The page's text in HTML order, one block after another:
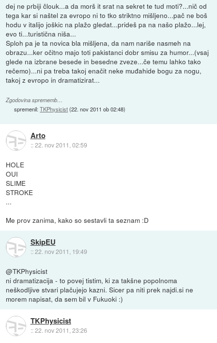
dej ne prbiji člouk...a da morš it srat na sekret te tud moti?...nič od
tega kar si naštel za evropo ni to tko striktno mišljeno...pač ne boš
hodu v italijo joškic na plažo gledat...prideš pa na našo plažo...lej,
evo ti...turistična niša...
Sploh pa je ta novica bla mišljena, da nam nariše nasmeh na
obrazu...ker očitno majo toti pakistanci dobr smisu za humor...(vsaj
glede na izbrane besede in besedne zveze...če temu lahko tako
rečemo)...ni pa treba takoj enačit neke muđahide bogu za nogu,
takoj z evropo in dramatizirat...
Zgodovina sprememb…
spremenil:TKPhysicist(22. nov 2011 ob 02:48)
Arto
::22. nov 2011, 02:59
HOLE
OUI
SLIME
STROKE
...
Me prov zanima, kako so sestavli ta seznam :D
SkipEU
::22. nov 2011, 19:49
@TKPhysicist
ni dramatizacija - to povej tistim, ki za takšne popolnoma
neškodljive stvari plačujejo kazni. Sicer pa niti prek najdi.si ne
morem napisat, da sem bil v Fukuoki :)
TKPhysicist
::22. nov 2011, 23:26